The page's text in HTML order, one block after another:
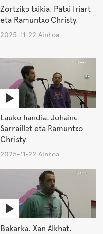
Zortziko txikia. Patxi Iriart
eta Ramuntxo Christy.
2025-11-22 Ainhoa
Lauko handia. Johaine
Sarraillet eta Ramuntxo
Christy.
2025-11-22 Ainhoa
Bakarka. Xan Alkhat.